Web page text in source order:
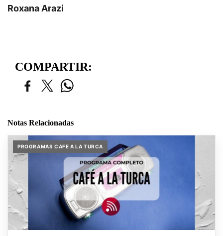
Roxana Arazi
COMPARTIR:
Notas Relacionadas
PROGRAMAS CAFE A LA TURCA